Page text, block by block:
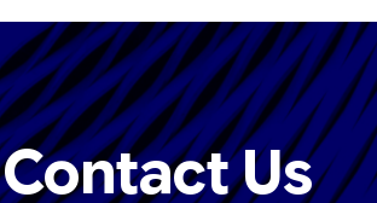
Contact Us